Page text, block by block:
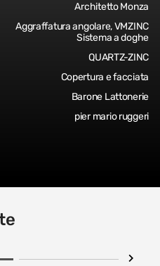
Architetto Monza
Aggraffatura angolare, VMZINC
Sistema a doghe
QUARTZ-ZINC
Copertura e facciata
Barone Lattonerie
pier mario ruggeri
Facebook
su Twitter
su Pinterest